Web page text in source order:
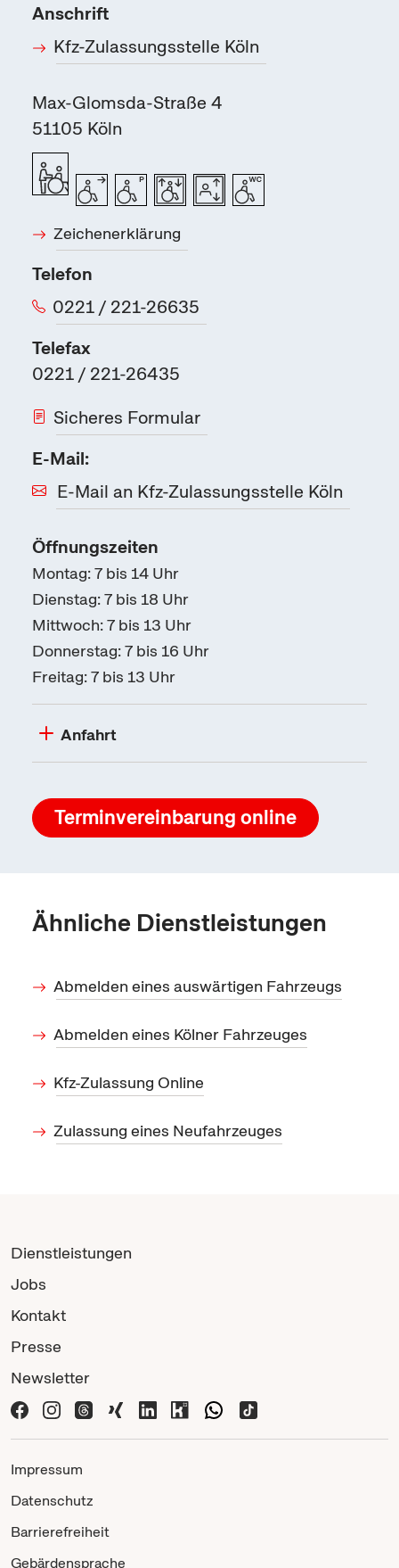
Anschrift
Kfz-Zulassungsstelle Köln
Max-Glomsda-Straße 4
51105 Köln
Zeichenerklärung
Telefon
0221 / 221-26635
Telefax
0221 / 221-26435
Sicheres Formular
E-Mail:
E-Mail an Kfz-Zulassungsstelle Köln
Öffnungszeiten
Montag: 7 bis 14 Uhr
Dienstag: 7 bis 18 Uhr
Mittwoch: 7 bis 13 Uhr
Donnerstag: 7 bis 16 Uhr
Freitag: 7 bis 13 Uhr
Anfahrt
Terminvereinbarungonline
Ähnliche Dienstleistungen
Abmelden eines auswärtigen Fahrzeugs
Abmelden eines Kölner Fahrzeuges
Kfz-Zulassung Online
Zulassung eines Neufahrzeuges
Dienstleistungen
Jobs
Kontakt
Presse
Newsletter
Impressum
Datenschutz
Barrierefreiheit
Gebärdensprache